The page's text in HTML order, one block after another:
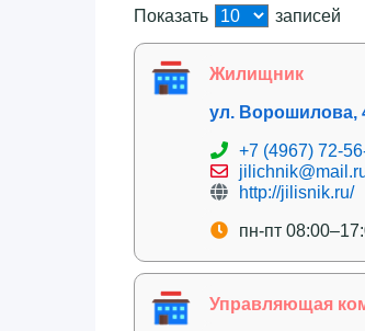
Показать записей
Жилищник
ул. Ворошилова,
+7 (4967) 72-
http://jilisnik.ru/
пн-пт
Управляющая